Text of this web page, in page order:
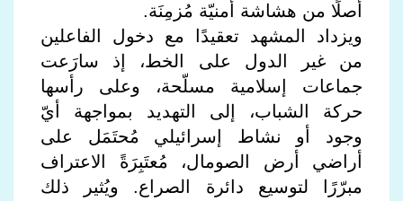
أصلًا من هشاشة أمنيّة مُزمِنَة.
ويزداد المشهد تعقيدًا مع دخول الفاعلين
من غير الدول على الخط، إذ سارَعت
جماعات إسلامية مسلّحة، وعلى رأسها
حركة الشباب، إلى التهديد بمواجهة أيّ
وجود أو نشاط إسرائيلي مُحتَمَل على
أراضي أرض الصومال، مُعتَبِرَةً الاعتراف
مبرّرًا لتوسيع دائرة الصراع. ويُثير ذلك